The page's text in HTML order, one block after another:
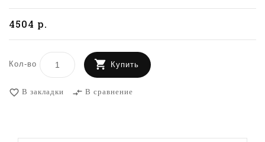
4504 р.
Кол-во Купить
favorite_border В закладки compare_arrows В сравнение